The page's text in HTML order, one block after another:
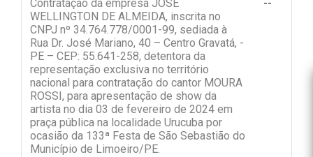
Contratação da empresa JOSÉ
WELLINGTON DE ALMEIDA, inscrita no
CNPJ nº 34.764.778/0001-99, sediada à
Rua Dr. José Mariano, 40 – Centro Gravatá, -
PE – CEP: 55.641-258, detentora da
representação exclusiva no território
nacional para contratação do cantor MOURA
ROSSI, para apresentação de show da
artista no dia 03 de fevereiro de 2024 em
praça pública na localidade Urucuba por
ocasião da 133ª Festa de São Sebastião do
Município de Limoeiro/PE.
--